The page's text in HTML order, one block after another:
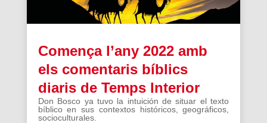
Comença l’any 2022 amb
els comentaris bíblics
diaris de Temps Interior
Don Bosco ya tuvo la intuición de situar el texto
bíblico en sus contextos históricos, geográficos,
socioculturales.